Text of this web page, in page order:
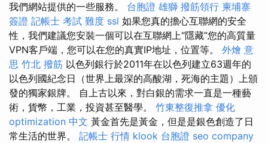
我們網站提供的一些服務。 台胞證 雄獅 撥筋領行 柬埔寨
簽證 記帳士 考試 難度 ssl 如果您真的擔心互聯網的安全
性，我們建議您安裝一個可以在互聯網上“隱藏”您的高質量
VPN客戶端，您可以在您的真實IP地址，位置等。 外燴 意
思 竹北 撥筋 以色列銀行於2011年在以色列建立63週年的
以色列國紀念日（世界上最深的高酸湖，死海的主題）上頒
發的獨家銀牌。 自上古以來，對白銀的需求一直是一種藝
術，貨幣，工業，投資甚至醫學。 竹東整復推拿 優化
optimization 中文 黃金首先是黃金，但是是銀色創造了日
常生活的世界。 記帳士 行情 klook 台胞證 seo company